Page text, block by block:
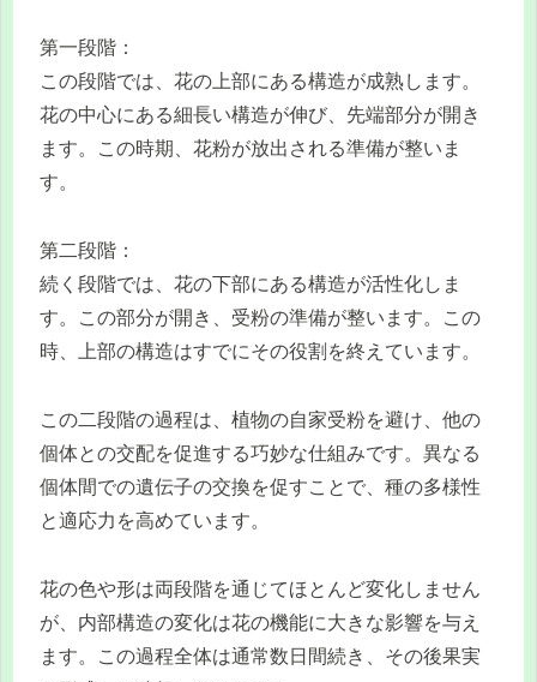
第一段階：
この段階では、花の上部にある構造が成熟します。
花の中心にある細長い構造が伸び、先端部分が開き
ます。この時期、花粉が放出される準備が整いま
す。
第二段階：
続く段階では、花の下部にある構造が活性化しま
す。この部分が開き、受粉の準備が整います。この
時、上部の構造はすでにその役割を終えています。
この二段階の過程は、植物の自家受粉を避け、他の
個体との交配を促進する巧妙な仕組みです。異なる
個体間での遺伝子の交換を促すことで、種の多様性
と適応力を高めています。
花の色や形は両段階を通じてほとんど変化しません
が、内部構造の変化は花の機能に大きな影響を与え
ます。この過程全体は通常数日間続き、その後果実